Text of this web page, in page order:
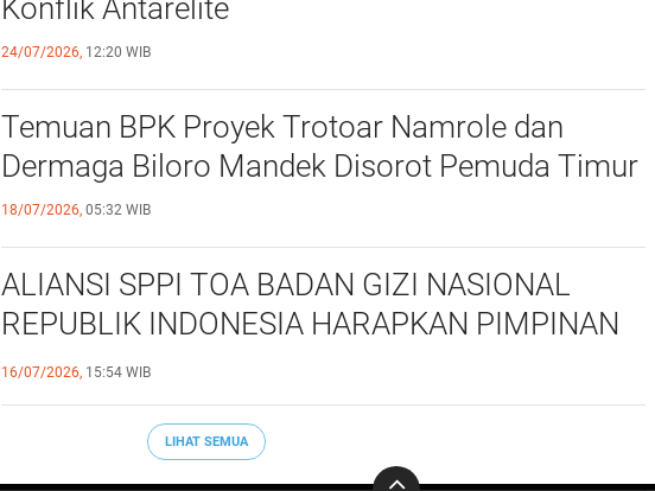
Konflik Antarelite
24/07/2026, 12:20 WIB
Temuan BPK Proyek Trotoar Namrole dan
Dermaga Biloro Mandek Disorot Pemuda Timur
18/07/2026, 05:32 WIB
ALIANSI SPPI TOA BADAN GIZI NASIONAL
REPUBLIK INDONESIA HARAPKAN PIMPINAN
PENUHI TUNTUTAN KAMI
16/07/2026, 15:54 WIB
LIHAT SEMUA